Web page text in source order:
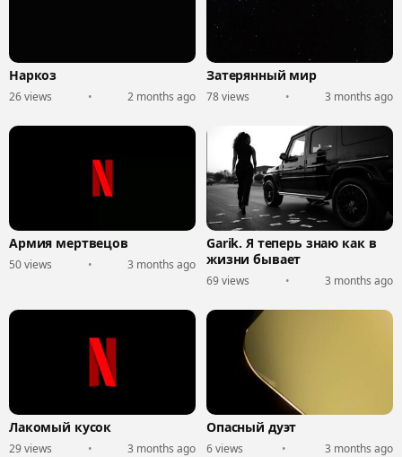
Наркоз
26 views • 2 months ago
Затерянный мир
78 views • 3 months ago
Армия мертвецов
50 views • 3 months ago
Garik. Я теперь знаю как в
жизни бывает
69 views • 3 months ago
Лакомый кусок
29 views • 3 months ago
Опасный дуэт
6 views • 3 months ago